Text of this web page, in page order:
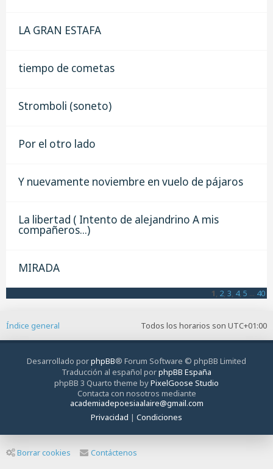
LA GRAN ESTAFA
tiempo de cometas
Stromboli (soneto)
Por el otro lado
Y nuevamente noviembre en vuelo de pájaros
La libertad ( Intento de alejandrino A mis
compañeros...)
MIRADA
1 2 3 4, 5 ... 40
Todos los horarios son UTC+01:00
Índice general
Desarrollado porphpBB® Forum Software © phpBB Limited
Traducción al español porphpBB España
phpBB 3 Quarto theme byPixelGoose Studio
Contacta con nosotros mediante
academiadepoesiaalaire@gmail.com
Privacidad | Condiciones
Borrar cookies Contáctenos